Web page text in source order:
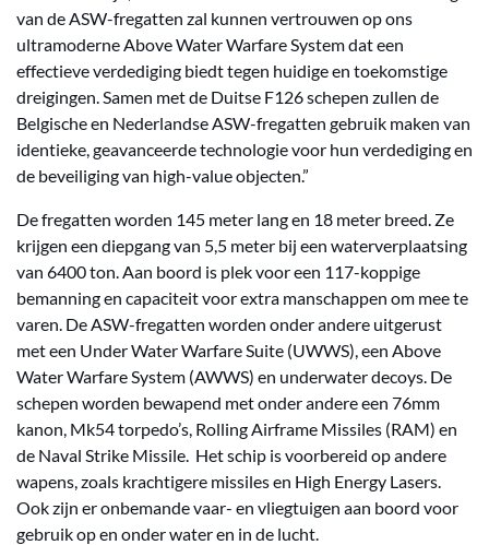
van de ASW-fregatten zal kunnen vertrouwen op ons
ultramoderne Above Water Warfare System dat een
effectieve verdediging biedt tegen huidige en toekomstige
dreigingen. Samen met de Duitse F126 schepen zullen de
Belgische en Nederlandse ASW-fregatten gebruik maken van
identieke, geavanceerde technologie voor hun verdediging en
de beveiliging van high-value objecten.”
De fregatten worden 145 meter lang en 18 meter breed. Ze
krijgen een diepgang van 5,5 meter bij een waterverplaatsing
van 6400 ton. Aan boord is plek voor een 117-koppige
bemanning en capaciteit voor extra manschappen om mee te
varen. De ASW-fregatten worden onder andere uitgerust
met een Under Water Warfare Suite (UWWS), een Above
Water Warfare System (AWWS) en underwater decoys. De
schepen worden bewapend met onder andere een 76mm
kanon, Mk54 torpedo’s, Rolling Airframe Missiles (RAM) en
de Naval Strike Missile. Het schip is voorbereid op andere
wapens, zoals krachtigere missiles en High Energy Lasers.
Ook zijn er onbemande vaar- en vliegtuigen aan boord voor
gebruik op en onder water en in de lucht.